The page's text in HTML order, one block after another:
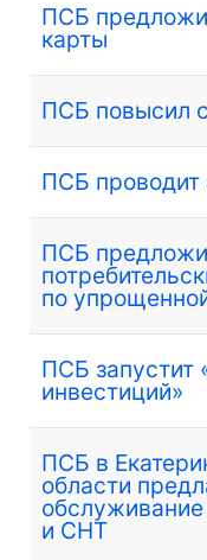
ПСБ
карты
ПСБ повысил
ПСБ проводит
ПСБ
по
ПСБ запустит
инвестиций»
ПСБ в
области
и СНТ